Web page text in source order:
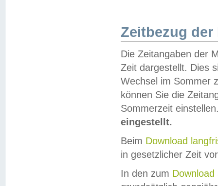
Zeitbezug der
Die Zeitangaben der
Zeit dargestellt. Dies
Wechsel im Sommer
können Sie die
Sommerzeit
eingestellt.
Beim Download
in gesetzlicher Zeit
In den zum Download